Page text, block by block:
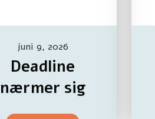
juni 9, 2026
Deadline
nærmer sig